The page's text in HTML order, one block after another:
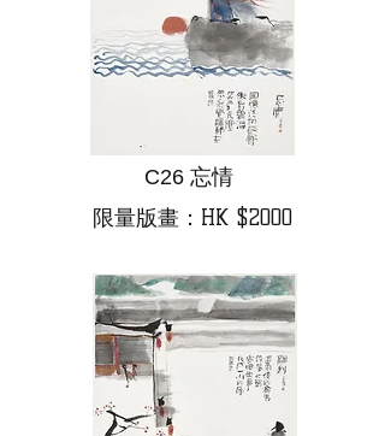
C26 忘情
限量版畫：HK $2000